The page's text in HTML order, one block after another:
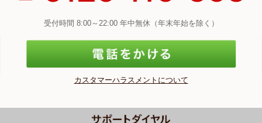
受付時間 8:00～22:00 年中無休（年末年始を除く）
カスタマーハラスメントについて